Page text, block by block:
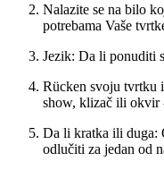
Nalazite se na bilo
potrebama Vaše
Jezik: Da li ponuditi
Rücken svoju tvrtku
show, klizač ili okvir
Da li kratka ili duga:
odlučiti za jedan od